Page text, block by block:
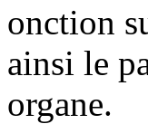
onction
ainsi le
organe.